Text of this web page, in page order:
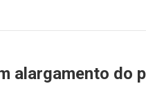
alargamento do